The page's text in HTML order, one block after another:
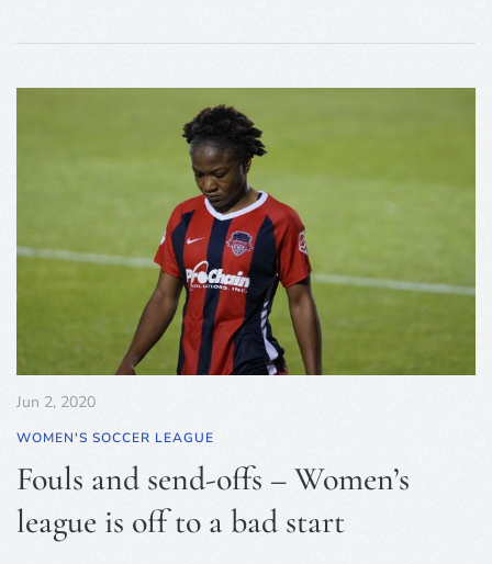
Jun 2, 2020
WOMEN'S SOCCER LEAGUE
Fouls and send-offs – Women’s
league is off to a bad start